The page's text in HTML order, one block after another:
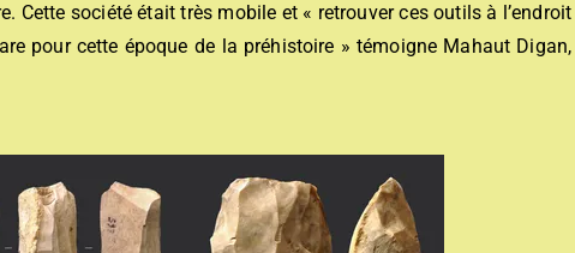
Cette société était très mobile et « retrouver ces outils à l’endroit
pour cette époque de la préhistoire » témoigne Mahaut Digan,